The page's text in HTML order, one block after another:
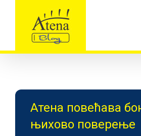
Атена повећава
њихово поверење